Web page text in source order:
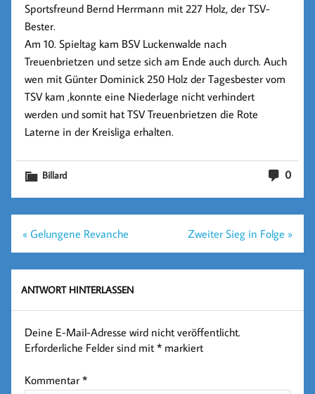
Sportsfreund Bernd Herrmann mit 227 Holz, der TSV-
Bester.
Am 10. Spieltag kam BSV Luckenwalde nach
Treuenbrietzen und setze sich am Ende auch durch. Auch
wen mit Günter Dominick 250 Holz der Tagesbester vom
TSV kam ,konnte eine Niederlage nicht verhindert
werden und somit hat TSV Treuenbrietzen die Rote
Laterne in der Kreisliga erhalten.
0
Billard
Beitragsnavigation
« Gelungene Revanche Zweiter Sieg in Folge »
ANTWORT HINTERLASSEN
Deine E-Mail-Adresse wird nicht veröffentlicht.
Erforderliche Felder sind mit* markiert
Kommentar*